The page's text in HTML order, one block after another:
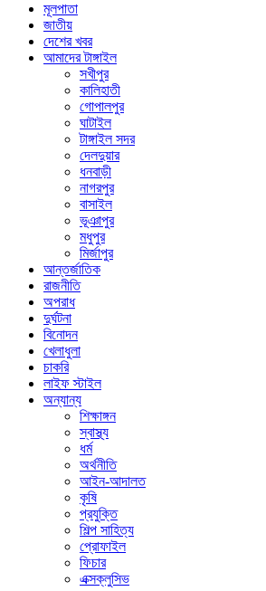
মূলপাতা
জাতীয়
দেশের খবর
আমাদের টাঙ্গাইল
সখীপুর
কালিহাতী
গোপালপুর
ঘাটাইল
টাঙ্গাইল সদর
দেলদুয়ার
ধনবাড়ী
নাগরপুর
বাসাইল
ভূঞাপুর
মধুপুর
মির্জাপুর
আন্তর্জাতিক
রাজনীতি
অপরাধ
দুর্ঘটনা
বিনোদন
খেলাধুলা
চাকরি
লাইফ স্টাইল
অন্যান্য
শিক্ষাঙ্গন
স্বাস্থ্য
ধর্ম
অর্থনীতি
আইন-আদালত
কৃষি
প্রযুক্তি
শিল্প সাহিত্য
প্রোফাইল
ফিচার
এক্সক্লুসিভ